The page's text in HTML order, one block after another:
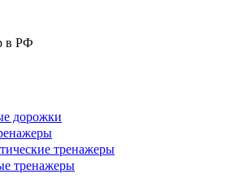
в РФ
дорожки
тренажеры
тренажеры